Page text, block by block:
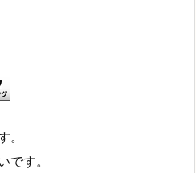
。
です。